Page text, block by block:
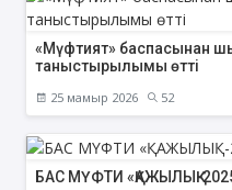
«Мүфтият» баспасынан
таныстырылымы өтті
25 мамыр 2026 52
БАС МҮФТИ «ҚАЖЫЛЫҚ-